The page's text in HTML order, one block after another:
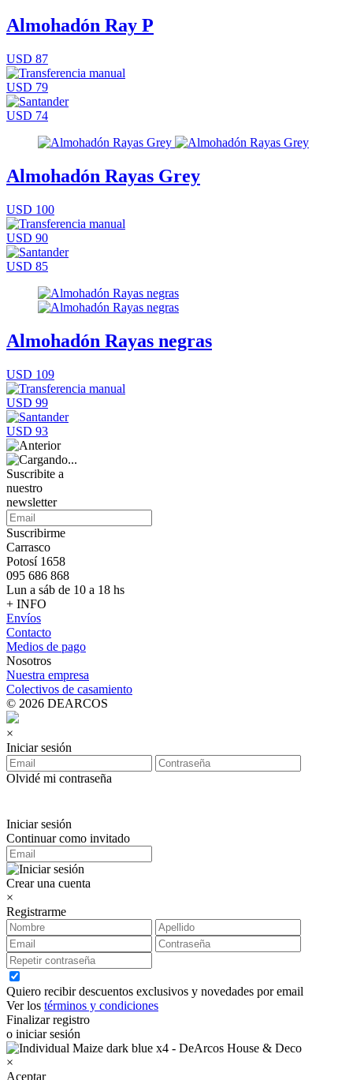
Almohadón Ray P
USD 87
USD 79
USD 74
Almohadón Rayas Grey
USD 100
USD 90
USD 85
Almohadón Rayas negras
USD 109
USD 99
USD 93
Suscribite a
nuestro
newsletter
Suscribirme
Carrasco
Potosí 1658
095 686 868
Lun a sáb de 10 a 18 hs
+ INFO
Envíos
Contacto
Medios de pago
Nosotros
Nuestra empresa
Colectivos de casamiento
© 2026 DEARCOS
×
Iniciar sesión
Olvidé mi contraseña
Iniciar sesión
Continuar como invitado
Crear una cuenta
×
Registrarme
Quiero recibir descuentos exclusivos y novedades por email
Ver los términos y condiciones
Finalizar registro
o iniciar sesión
×
Aceptar